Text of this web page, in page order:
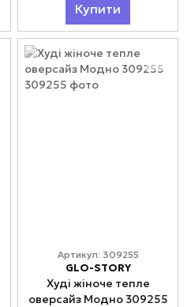
Купити
Артикул: 309255
GLO-STORY
Худі жіноче тепле
оверсайз Модно 309255